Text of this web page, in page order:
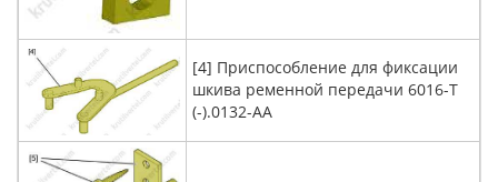
[4] Приспособление для фиксации
шкива ременной передачи 6016-T
(-).0132-AA